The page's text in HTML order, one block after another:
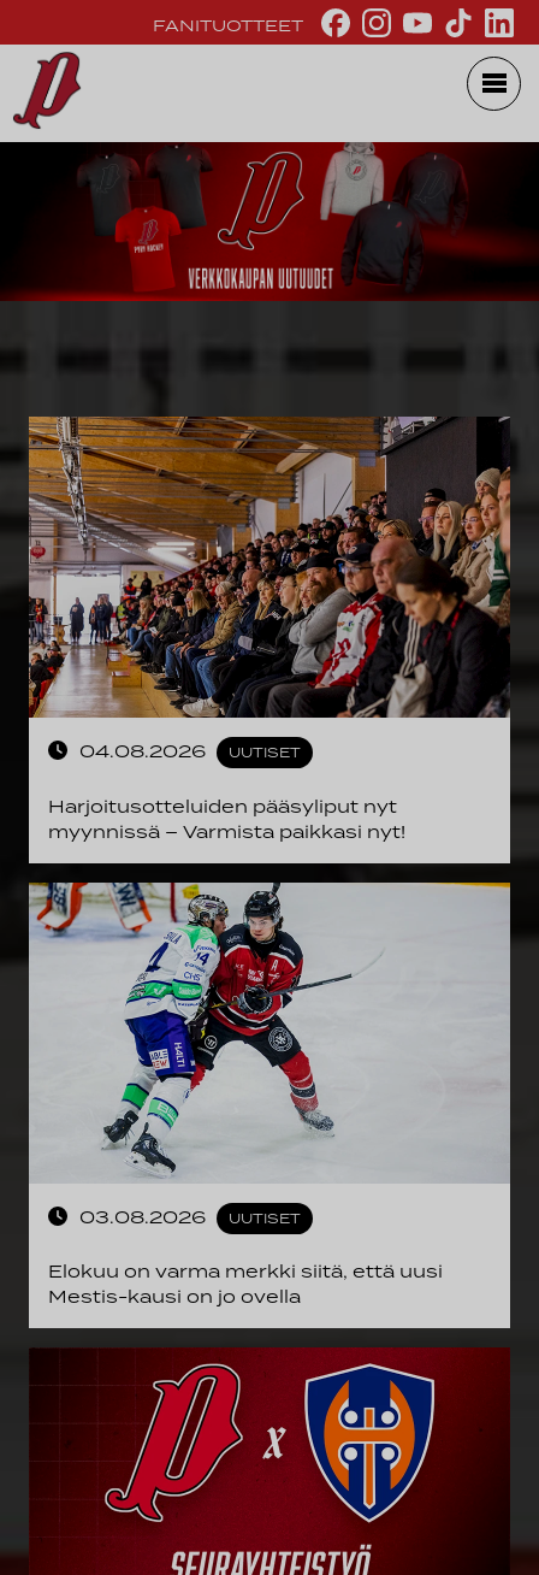
FANITUOTTEET
04.08.2026 UUTISET
Harjoitusotteluiden pääsyliput nyt
myynnissä – Varmista paikkasi nyt!
03.08.2026 UUTISET
Elokuu on varma merkki siitä, että uusi
Mestis-kausi on jo ovella